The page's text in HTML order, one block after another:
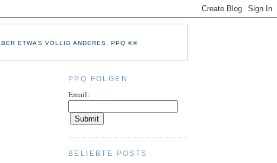
ETWAS VÖLLIG ANDERES. PPQ ®©
PPQ FOLGEN
Email:
BELIEBTE POSTS